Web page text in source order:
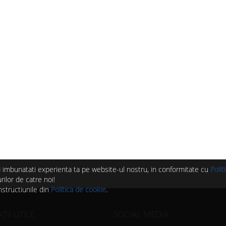
experienta ta pe website-ul nostru, in conformitate cu
de catre noi!
din Politica de cookie.